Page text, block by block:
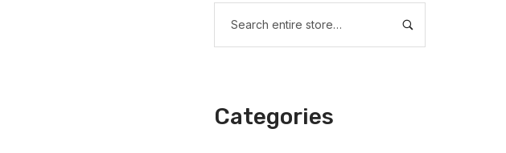
Categories